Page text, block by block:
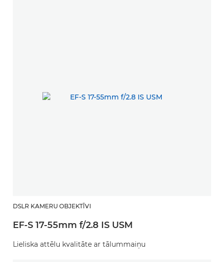
DSLR KAMERU OBJEKTĪVI
EF-S 17-55mm f/2.8 IS USM
Lieliska attēlu kvalitāte ar tālummaiņu